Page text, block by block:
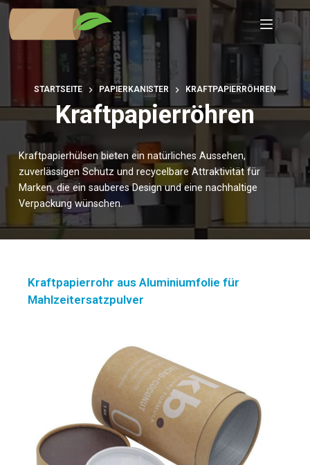
Zum
Inhalt
springen
STARTSEITE PAPIERKANISTER KRAFTPAPIERRÖHREN
Kraftpapierröhren
Kraftpapierhülsen bieten ein natürliches Aussehen,
zuverlässigen Schutz und recycelbare Attraktivität für
Marken, die ein sauberes Design und eine nachhaltige
Verpackung wünschen.
Kraftpapierrohr aus Aluminiumfolie für
Mahlzeitersatzpulver